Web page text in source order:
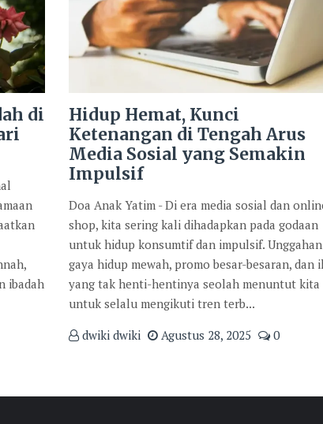
di
ibadah
Hidup Hemat, Kunci
Ketenangan di Tengah Arus
Media Sosial yang Semakin
Impulsif
Doa Anak Yatim - Di era media sosial dan
shop, kita sering kali dihadapkan pada godaan
untuk hidup konsumtif dan impulsif. Unggahan
gaya hidup mewah, promo besar-besaran, dan
yang tak henti-hentinya seolah menuntut kita
untuk selalu mengikuti tren terb...
dwiki dwiki
Agustus 28, 2025 0